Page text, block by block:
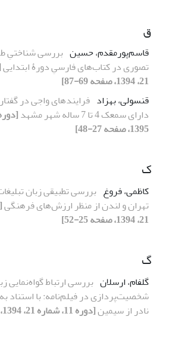
ق
قاسم‌پورمقدم، حسین بررسی شناختیِ
تصوری در کتاب‌های فارسیِ دورۀ ابتدایی
21، 1394، صفحه 69-87]
قنسولی، بهزاد فرایند‌های واجی در
دارای سمعک 4 تا 7 ساله شهر مشهد
1395، صفحه 27-48]
ک
کاظمی، فروغ بررسی تطبیقی زبان
تهران و لندن از منظر ارزش‌های فرهنگی
21، 1394، صفحه 25-52]
گ
گلفام، ارسلان بررسی ارتباط گواه‌نمایی
شخصیت‌پردازی در فیلم‌نامه: با استناد
نادر از سیمین[دوره 11، شماره 21، 1394، صفحه 1-23]